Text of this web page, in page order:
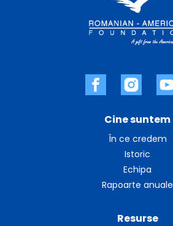
Cine suntem
În ce credem
Istoric
Echipa
Rapoarte anuale
Resurse